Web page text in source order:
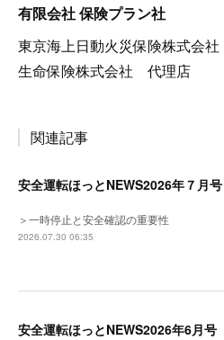
有限会社 保険プラン社
東京海上日動火災保険株式会
生命保険株式会社 代理店
関連記事
安全運転ほっとNEWS2026年７月号
＞一時停止と安全確認の重要性
2026.07.30 06:35
安全運転ほっとNEWS2026年6月号